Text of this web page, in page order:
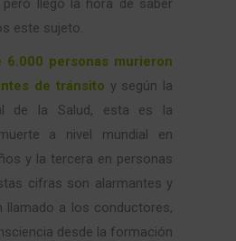
llegó la hora de saber
este sujeto.
6.000 personas murieron
de tránsito y según la
de la Salud, esta es la
a nivel mundial en
y la tercera en personas
cifras son alarmantes y
llamado a los conductores,
desde la formación